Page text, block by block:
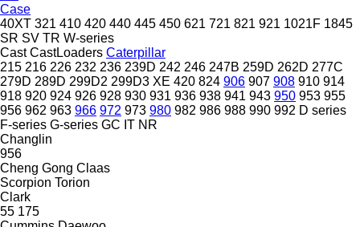
Case
40XT 321 410 420 440 445 450 621 721 821 921 1021F 1845
SR SV TR W-series
Cast CastLoaders Caterpillar
215 216 226 232 236 239D 242 246 247B 259D 262D 277C
279D 289D 299D2 299D3 XE 420 824 906 907 908 910 914
918 920 924 926 928 930 931 936 938 941 943 950 953 955
956 962 963 966 972 973 980 982 986 988 990 992 D series
F-series G-series GC IT NR
Changlin
956
Cheng Gong Claas
Scorpion Torion
Clark
55 175